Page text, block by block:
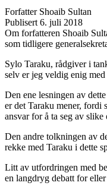
Forfatter Shoaib Sultan
Publisert 6. juli 2018
Om forfatteren Shoaib
som tidligere
Sylo Taraku, rådgiver i
selv er jeg veldig enig
Den ene lesningen av
er det Taraku mener, fordi
ansvar for å ta seg av slike
Den andre tolkningen av
rekke med Taraku i dette
Litt av utfordringen med
en langdryg debatt for